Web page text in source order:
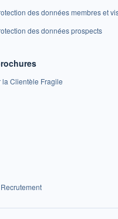
des données membres et
des données prospects
Clientèle Fragile